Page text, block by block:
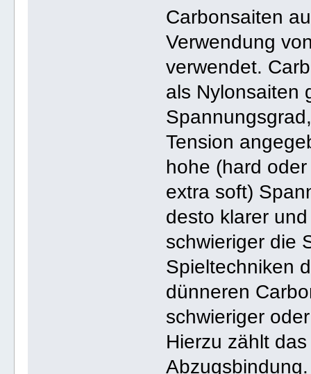
Carbonsaiten
Verwendung
verwendet.
als Nylonsaiten
Tension
hohe (hard
extra soft)
desto klarer
schwieriger die
Spieltechniken
dünneren
schwieriger
Hierzu zählt